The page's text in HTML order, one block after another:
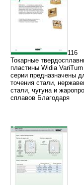
116
Токарные
пластины Widia VariTurn
серии предназначены
точения стали,
стали, чугуна и
сплавов Благодаря